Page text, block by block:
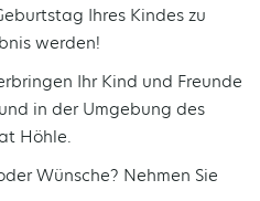
Ihres Kindes zu
werden!
Ihr Kind und Freunde
in der Umgebung des
Höhle.
Wünsche? Nehmen Sie